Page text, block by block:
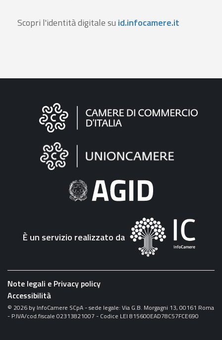
Scopri l'identità digitale su id.infocamere.it
Informazioni
"Fattura
Elettronica"
È un servizio realizzato da
Note legali e Privacy policy
Accessibilità
© 2026 by InfoCamere SCpA - sede legale: Via G.B. Morgagni 13, 00161 Roma
- P.IVA/cod.fiscale 02313821007 - Codice LEI 815600EAD78C57FCE690